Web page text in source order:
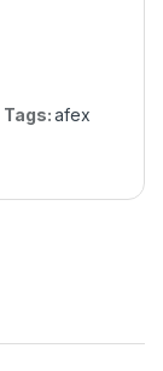
Tags:afex